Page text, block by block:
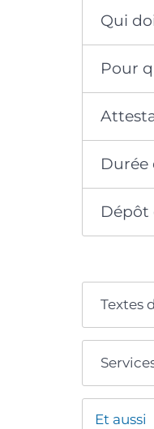
Qui
Pour
Durée
Dépôt
Textes
Et aussi